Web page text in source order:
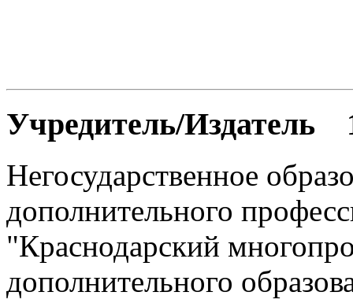
Учредитель/Издатель
Негосударственное
дополнительного
"Краснодарский
дополнительного